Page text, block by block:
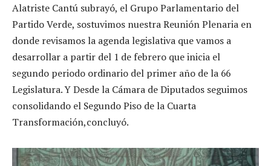
Alatriste Cantú subrayó, el Grupo Parlamentario del
Partido Verde, sostuvimos nuestra Reunión Plenaria en
donde revisamos la agenda legislativa que vamos a
desarrollar a partir del 1 de febrero que inicia el
segundo periodo ordinario del primer año de la 66
Legislatura. Y Desde la Cámara de Diputados seguimos
consolidando el Segundo Piso de la Cuarta
Transformación,concluyó.